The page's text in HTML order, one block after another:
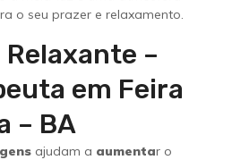
o seu prazer e relaxamento.
Relaxante –
em Feira
– BA
ajudam a aumentar o